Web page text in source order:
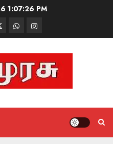
1:07:26 PM
WhatsAppInstagram